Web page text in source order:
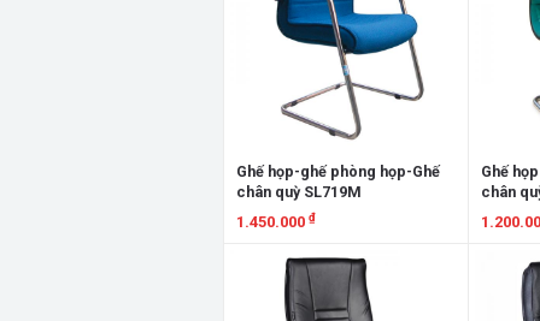
Ghế họp-ghế phòng họp-Ghế
chân quỳ SL719M
1.450.000 ₫
Xem chi tiết
Ghế
chân
Xem